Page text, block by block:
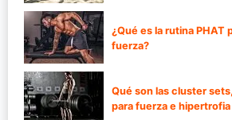
¿Qué es la rutina PHAT
fuerza?
Qué son las cluster
para fuerza e hipertrofia